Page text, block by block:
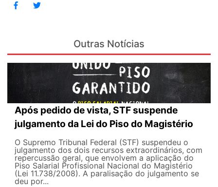
Outras Notícias
Após pedido de vista, STF suspende
julgamento da Lei do Piso do Magistério
O Supremo Tribunal Federal (STF) suspendeu o
julgamento dos dois recursos extraordinários, com
repercussão geral, que envolvem a aplicação do
Piso Salarial Profissional Nacional do Magistério
(Lei 11.738/2008). A paralisação do julgamento se
deu por...